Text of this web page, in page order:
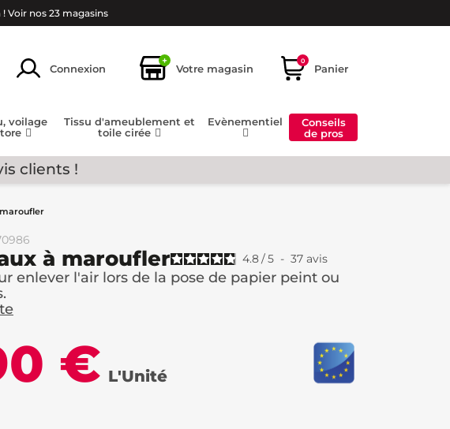
!Voir nos 23 magasins
Connexion
+
Votre magasin
0
Panier
voilage
Tissu d'ameublement et
toile cirée
Evènementiel
Conseils
de pros
clients !
à maroufler 4.8/5 - 37 avis
enlever l'air lors de la pose de papier peint ou
€ L'Unité